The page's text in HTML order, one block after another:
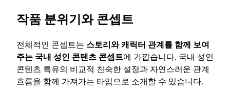
작품 분위기와 콘셉트
전체적인 콘셉트는 스토리와 캐릭터 관계를 함께 보여
주는 국내 성인 콘텐츠 콘셉트에 가깝습니다. 국내 성인
콘텐츠 특유의 비교적 친숙한 설정과 자연스러운 관계
흐름을 함께 가져가는 타입으로 소개할 수 있습니다.